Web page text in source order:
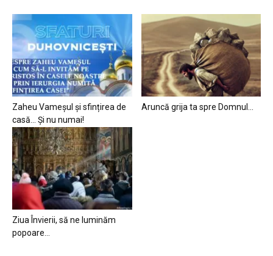
Zaheu Vameșul și sfințirea de
casă… Și nu numai!
Aruncă grija ta spre Domnul…
Ziua Învierii, să ne luminăm
popoare…